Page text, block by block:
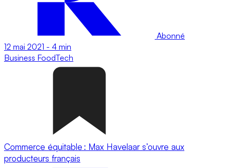
Abonné
12 mai 2021 - 4 min
Business FoodTech
Commerce équitable : Max Havelaar s’ouvre aux
producteurs français